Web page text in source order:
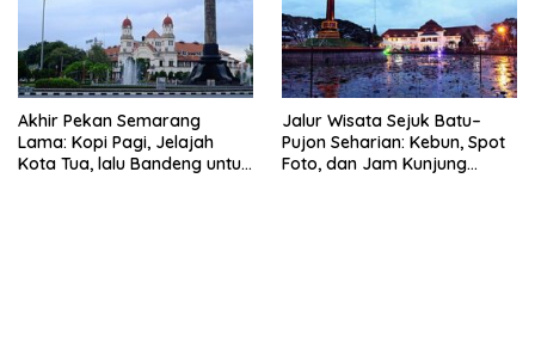
Akhir Pekan Semarang
Lama: Kopi Pagi, Jelajah
Kota Tua, lalu Bandeng untuk
Jalur Wisata Sejuk Batu–
Pujon Seharian: Kebun, Spot
Foto, dan Jam Kunjung